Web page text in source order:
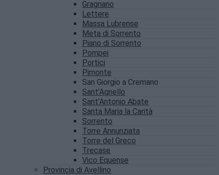
Gragnano
Lettere
Massa Lubrense
Meta di Sorrento
Piano di Sorrento
Pompei
Portici
Pimonte
San Giorgio a Cremano
Sant’Agnello
Sant’Antonio Abate
Santa Maria la Carità
Sorrento
Torre Annunziata
Torre del Greco
Trecase
Vico Equense
Provincia di Avellino